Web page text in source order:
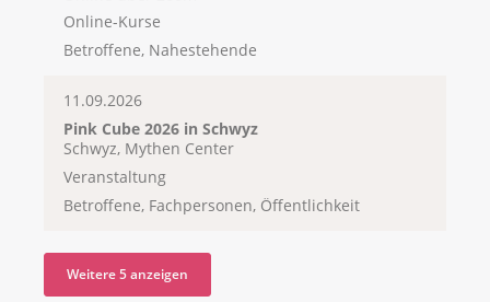
Online-Kurse
Betroffene, Nahestehende
11.09.2026
Pink Cube 2026 in Schwyz
Schwyz, Mythen Center
Veranstaltung
Betroffene, Fachpersonen, Öffentlichkeit
Weitere 5 anzeigen